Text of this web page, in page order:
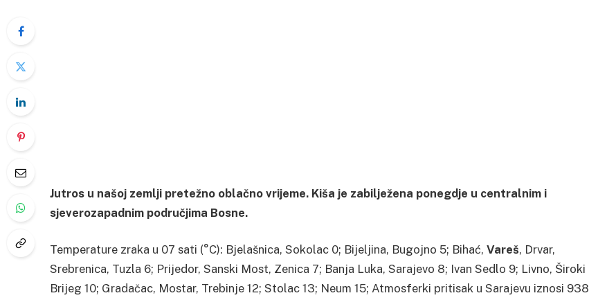
Jutros u našoj zemlji pretežno oblačno vrijeme. Kiša je zabilježena ponegdje u centralnim i
sjeverozapadnim područjima Bosne.
Temperature zraka u 07 sati (°C): Bjelašnica, Sokolac 0; Bijeljina, Bugojno 5; Bihać, Vareš, Drvar,
Srebrenica, Tuzla 6; Prijedor, Sanski Most, Zenica 7; Banja Luka, Sarajevo 8; Ivan Sedlo 9; Livno, Široki
Brijeg 10; Gradačac, Mostar, Trebinje 12; Stolac 13; Neum 15; Atmosferki pritisak u Sarajevu iznosi 938